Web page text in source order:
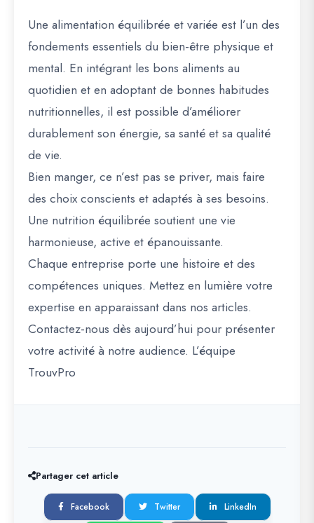
Une alimentation équilibrée et variée est l’un des
fondements essentiels du bien-être physique et
mental. En intégrant les bons aliments au
quotidien et en adoptant de bonnes habitudes
nutritionnelles, il est possible d’améliorer
durablement son énergie, sa santé et sa qualité
de vie.
Bien manger, ce n’est pas se priver, mais faire
des choix conscients et adaptés à ses besoins.
Une nutrition équilibrée soutient une vie
harmonieuse, active et épanouissante.
Chaque entreprise porte une histoire et des
compétences uniques. Mettez en lumière votre
expertise en apparaissant dans nos articles.
Contactez-nous dès aujourd’hui pour présenter
votre activité à notre audience. L’équipe
TrouvPro
Partager cet article
Facebook Twitter LinkedIn